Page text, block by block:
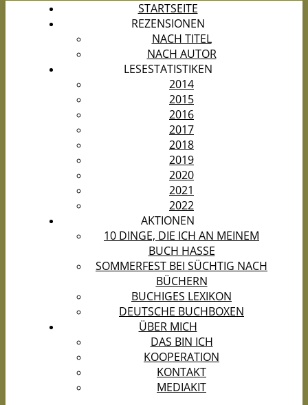
STARTSEITE
REZENSIONEN
NACH TITEL
NACH AUTOR
LESESTATISTIKEN
2014
2015
2016
2017
2018
2019
2020
2021
2022
AKTIONEN
10 DINGE, DIE ICH AN MEINEM
BUCH HASSE
SOMMERFEST BEI SÜCHTIG NACH
BÜCHERN
BUCHIGES LEXIKON
DEUTSCHE BUCHBOXEN
ÜBER MICH
DAS BIN ICH
KOOPERATION
KONTAKT
MEDIAKIT